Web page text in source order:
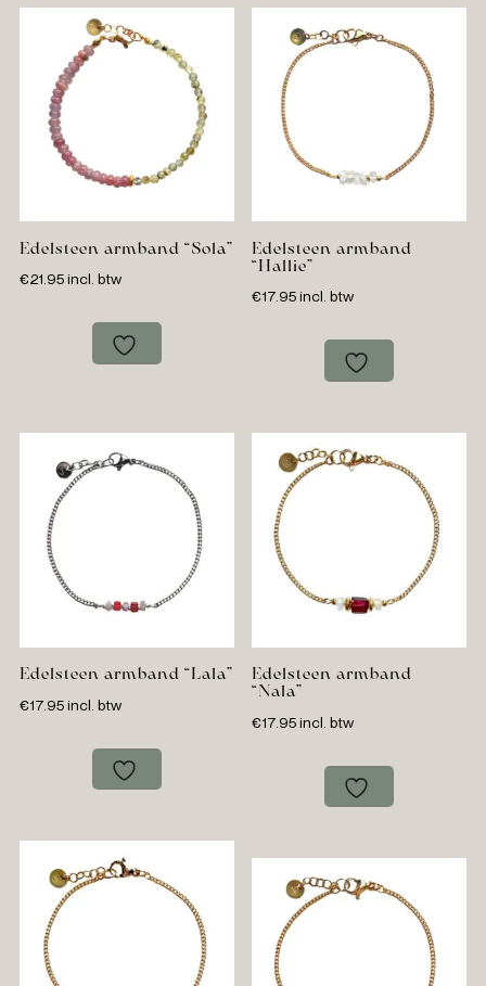
Edelsteen armband “Sola”
€21.95incl. btw
Edelsteen armband
“Hallie”
€17.95incl. btw
Edelsteen armband “Lala”
€17.95incl. btw
Edelsteen armband
“Nala”
€17.95incl. btw